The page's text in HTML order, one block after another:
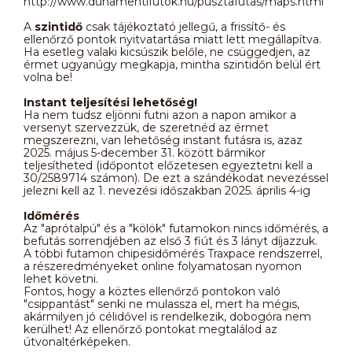
A szintidő csak tájékoztató jellegű, a frissítő- és
ellenőrző pontok nyitvatartása miatt lett megállapítva.
Ha esetleg valaki kicsúszik belőle, ne csüggedjen, az
érmet ugyanúgy megkapja, mintha szintidőn belül ért
volna be!
Instant teljesítési lehetőség!
Ha nem tudsz eljönni futni azon a napon amikor a
versenyt szervezzük, de szeretnéd az érmet
megszerezni, van lehetőség instant futásra is, azaz
2025. május 5-december 31. között bármikor
teljesítheted (időpontot előzetesen egyeztetni kell a
30/2589714 számon). De ezt a szándékodat nevezéssel
jelezni kell az 1. nevezési időszakban 2025. április 4-ig
Időmérés
Az "aprótalpú" és a "kölök" futamokon nincs időmérés, a
befutás sorrendjében az első 3 fiút és 3 lányt díjazzuk.
A többi futamon chipesidőmérés Traxpace rendszerrel,
a részeredményeket online folyamatosan nyomon
lehet követni.
Fontos, hogy a köztes ellenőrző pontokon való
"csippantást" senki ne mulassza el, mert ha mégis,
akármilyen jó célidővel is rendelkezik, dobogóra nem
kerülhet! Az ellenőrző pontokat megtalálod az
útvonaltérképeken.